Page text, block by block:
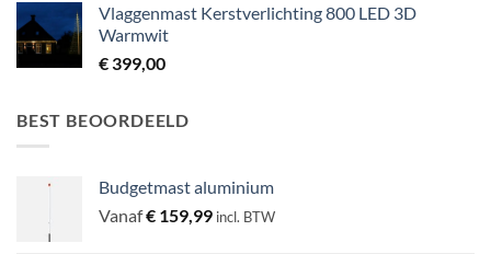
Vlaggenmast Kerstverlichting 800 LED 3D
Warmwit
€ 399,00
BEST BEOORDEELD
Budgetmast aluminium
Vanaf€ 159,99 incl. BTW